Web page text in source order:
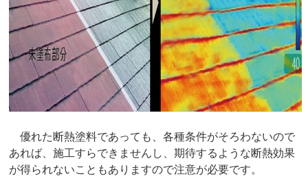
優れた断熱塗料であっても、各種条件がそろわないので
あれば、施工すらできませんし、期待するような断熱効果
が得られないこともありますので注意が必要です。